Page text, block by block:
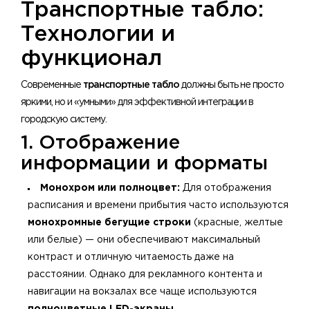
Транспортные табло:
Технологии и
функционал
Современные транспортные табло должны быть не просто
яркими, но и «умными» для эффективной интеграции в
городскую систему.
1. Отображение
информации и форматы
Монохром или полноцвет: Для отображения
расписания и времени прибытия часто используются
монохромные бегущие строки (красные, желтые
или белые) — они обеспечивают максимальный
контраст и отличную читаемость даже на
расстоянии. Однако для рекламного контента и
навигации на вокзалах все чаще используются